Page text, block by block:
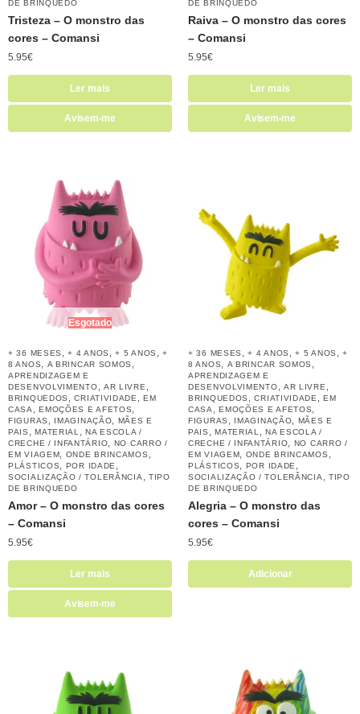
DE BRINQUEDO
Tristeza – O monstro das
cores – Comansi
5.95€
Ler mais
Avisem-me
DE BRINQUEDO
Raiva – O monstro das cores
– Comansi
5.95€
Ler mais
Avisem-me
Esgotado
+ 36 MESES ,+ 4 ANOS ,+ 5 ANOS ,+
8 ANOS
A BRINCAR SOMOS
APRENDIZAGEM E
DESENVOLVIMENTO
AR LIVRE
BRINQUEDOS ,CRIATIVIDADE ,EM
CASA
,EMOÇÕES E AFETOS
FIGURAS IMAGINAÇÃO
MÃES E
PAIS
,MATERIAL ,NA ESCOLA /
CRECHE / INFANTÁRIO
NO CARRO /
EM VIAGEM
ONDE BRINCAMOS
PLÁSTICOS POR IDADE
SOCIALIZAÇÃO / TOLERÂNCIA
TIPO
DE BRINQUEDO
Amor – O monstro das cores
– Comansi
5.95€
Ler mais
Avisem-me
+ 36 MESES ,+ 4 ANOS ,+ 5 ANOS ,+
8 ANOS
A BRINCAR SOMOS
APRENDIZAGEM E
DESENVOLVIMENTO
AR LIVRE
BRINQUEDOS ,CRIATIVIDADE ,EM
CASA
,EMOÇÕES E AFETOS
FIGURAS IMAGINAÇÃO
MÃES E
PAIS
,MATERIAL ,NA ESCOLA /
CRECHE / INFANTÁRIO
NO CARRO /
EM VIAGEM
ONDE BRINCAMOS
PLÁSTICOS POR IDADE
SOCIALIZAÇÃO / TOLERÂNCIA
TIPO
DE BRINQUEDO
Alegria – O monstro das
cores – Comansi
5.95€
Adicionar